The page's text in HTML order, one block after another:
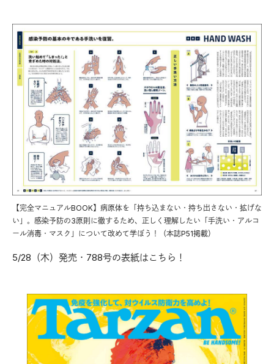
【完全マニュアルBOOK】病原体を「持ち込まない・持ち出さない・拡げな
い」。感染予防の3原則に徹するため、正しく理解したい「手洗い・アルコ
ール消毒・マスク」について改めて学ぼう！（本誌P51掲載）
5/28（木）発売・788号の表紙はこちら！